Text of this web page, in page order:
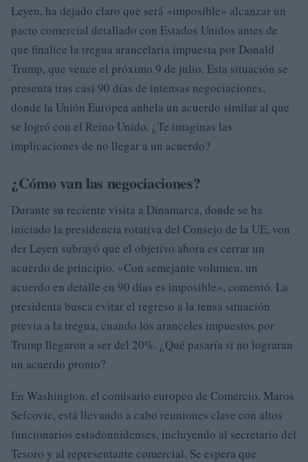
Leyen, ha dejado claro que será «imposible» alcanzar un
pacto comercial detallado con Estados Unidos antes de
que finalice la tregua arancelaria impuesta por Donald
Trump, que vence el próximo 9 de julio. Esta situación se
presenta tras casi 90 días de intensas negociaciones,
donde la Unión Europea anhela un acuerdo similar al que
se logró con el Reino Unido. ¿Te imaginas las
implicaciones de no llegar a un acuerdo?
¿Cómo van las negociaciones?
Durante su reciente visita a Dinamarca, donde se ha
iniciado la presidencia rotativa del Consejo de la UE, von
der Leyen subrayó que el objetivo ahora es cerrar un
acuerdo de principio. «Con semejante volumen, un
acuerdo en detalle en 90 días es imposible», comentó. La
presidenta busca evitar el regreso a la tensa situación
previa a la tregua, cuando los aranceles impuestos por
Trump llegaron a ser del 20%. ¿Qué pasaría si no lograran
un acuerdo pronto?
En Washington, el comisario europeo de Comercio, Maros
Sefcovic, está llevando a cabo reuniones clave con altos
funcionarios estadounidenses, incluyendo al secretario del
Tesoro y al representante comercial. Se espera que